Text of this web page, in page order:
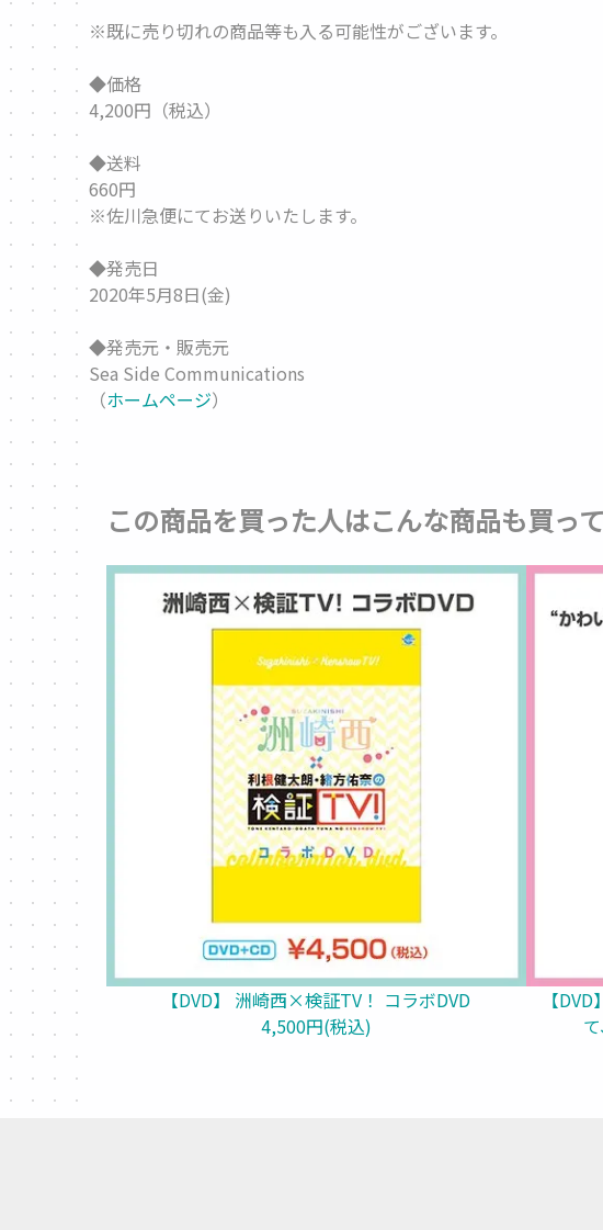
※既に売り切れの商品等も入る可能性がございます。
◆価格
4,200円（税込）
◆送料
660円
※佐川急便にてお送りいたします。
◆発売日
2020年5月8日(金)
◆発売元・販売元
Sea Side Communications
（ホームページ）
この商品を買った人はこんな商品も買っ
【DVD】 洲崎西×検証TV！ コラボDVD
4,500円(税込)
【